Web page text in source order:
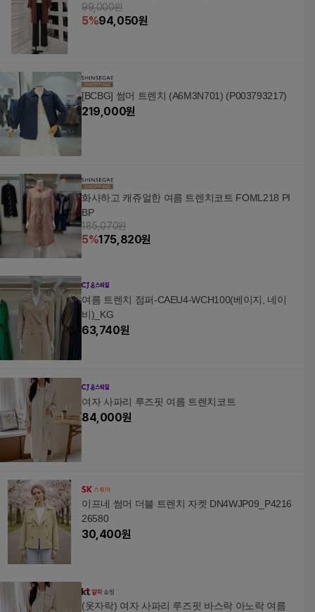
99,000원
5%94,050원
[BCBG] 썸머 트렌치 (A6M3N701) (P003793217)
219,000원
화사하고 캐쥬얼한 여름 트렌치코트 FOML218 PI
BP
185,070원
5%175,820원
여름 트렌치 점퍼-CAEU4-WCH100(베이지, 네이
비)_KG
63,740원
여자 사파리 루즈핏 여름 트렌치코트
84,000원
이프네 썸머 더블 트렌치 자켓 DN4WJP09_P4216
26580
30,400원
(옷자락) 여자 사파리 루즈핏 바스락 아노락 여름